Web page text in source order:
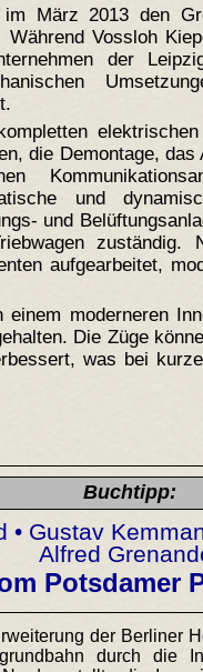
März 2013 den
Während Vossloh
der
die Demontage,
und
und
zuständig.
aufgearbeitet,
moderneren
Die Züge
was bei
Buchtipp:
• Gustav
Alfred
Potsdamer
der Berliner
durch die